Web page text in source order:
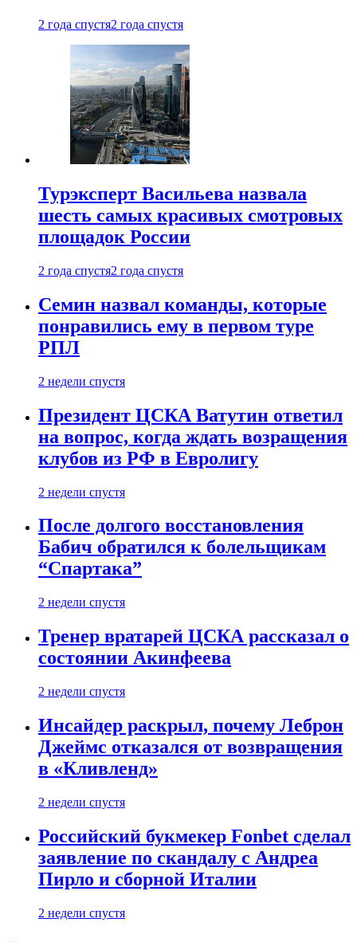
2 года спустя2 года спустя
Турэксперт Васильева назвала
шесть самых красивых смотровых
площадок России
2 года спустя2 года спустя
Семин назвал команды, которые
понравились ему в первом туре
РПЛ
2 недели спустя
Президент ЦСКА Ватутин ответил
на вопрос, когда ждать возращения
клубов из РФ в Евролигу
2 недели спустя
После долгого восстановления
Бабич обратился к болельщикам
“Спартака”
2 недели спустя
Тренер вратарей ЦСКА рассказал о
состоянии Акинфеева
2 недели спустя
Инсайдер раскрыл, почему Леброн
Джеймс отказался от возвращения
в «Кливленд»
2 недели спустя
Российский букмекер Fonbet сделал
заявление по скандалу с Андреа
Пирло и сборной Италии
2 недели спустя